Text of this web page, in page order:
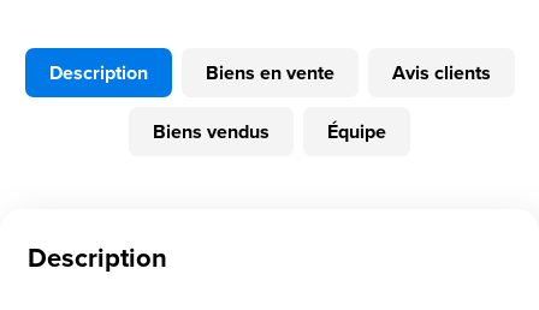
Description Biens en vente Avis clients
Biens vendus Équipe
Description